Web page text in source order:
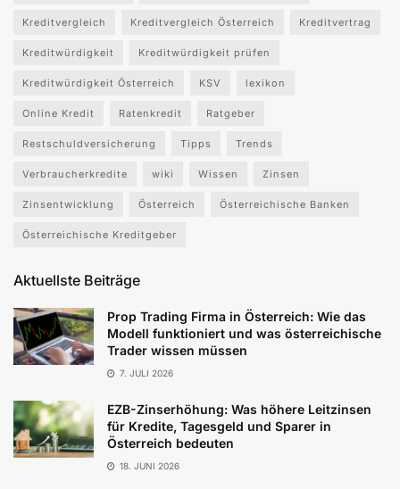
Kreditvergleich Kreditvergleich Österreich Kreditvertrag
Kreditwürdigkeit Kreditwürdigkeit prüfen
Kreditwürdigkeit Österreich KSV lexikon
Online Kredit Ratenkredit Ratgeber
Restschuldversicherung Tipps Trends
Verbraucherkredite wiki Wissen Zinsen
Zinsentwicklung Österreich Österreichische Banken
Österreichische Kreditgeber
Aktuellste Beiträge
Prop Trading Firma in Österreich: Wie das
Modell funktioniert und was österreichische
Trader wissen müssen
7. JULI 2026
EZB-Zinserhöhung: Was höhere Leitzinsen
für Kredite, Tagesgeld und Sparer in
Österreich bedeuten
18. JUNI 2026